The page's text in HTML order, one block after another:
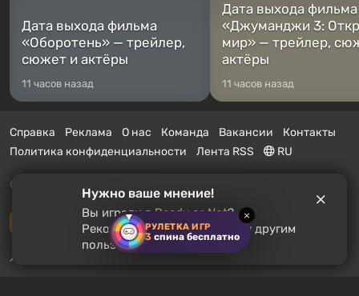
РУЛЕТКА ИГР
3 спина бесплатно
×
Дата выхода фильма
«Оборотень» — трейлер,
сюжет и актёры
11 часов назад
Дата выхода фильма
«Джуманджи 3:
мир» — трейлер,
актёры
11 часов назад
Справка Реклама О нас Команда Вакансии
Контакты
Политика конфиденциальности
Лента RSS RU
© 2011 - 2026 VGTimes
Полная версия
Push-уведомления о новостях:выключены
Нужно ваше мнение!
Вы играли вReady or Not?
Рекомендуете ли вы эту игру другим
пользователям?